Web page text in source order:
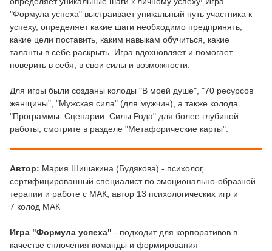
"Формула успеха" выстраивает уникальный путь участника к
успеху, определяет какие шаги необходимо предпринять,
какие цели поставить, каким навыкам обучиться, какие
таланты в себе раскрыть. Игра вдохновляет и помогает
поверить в себя, в свои силы и возможности.
Для игры были созданы колоды "В моей душе", "70 ресурсов
женщины", "Мужская сила" (для мужчин), а также колода
"Программы. Сценарии. Силы Рода" для более глубиной
работы, смотрите в разделе "Метафорические карты".
Автор: Мария Шишакина (Будякова) - психолог,
сертифицированный специалист по эмоционально-образной
терапии и работе с МАК, автор 13 психологических игр и
7 колод МАК
Игра "Формула успеха" - подходит для корпоративов в
качестве сплочения команды и формирования